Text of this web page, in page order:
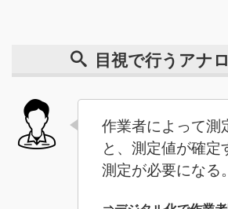
目視で行うアナ
作業者によって測
と、測定値が確定
測定が必要になる。